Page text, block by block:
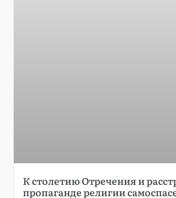
К столетию Отречения и
пропаганде религии